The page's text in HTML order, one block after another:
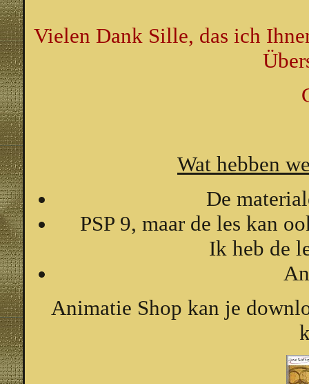
Vielen Dank Sille, das ich
Wat hebben
De
PSP 9, maar de les kan
Ik heb de
Animatie Shop kan je